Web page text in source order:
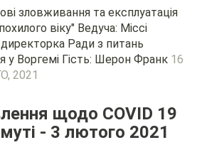
зловживання та експлуатація
віку" Ведуча: Міссі
директорка Ради з питань
у Воргемі Гість: Шерон Франк 16
2021
щодо COVID 19
- 3 лютого 2021